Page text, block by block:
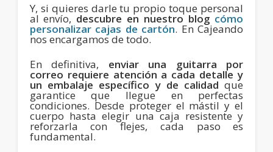
Y, si quieres darle tu propio toque personal
al envío, descubre en nuestro blog cómo
personalizar cajas de cartón. En Cajeando
nos encargamos de todo.
En definitiva, enviar una guitarra por
correo requiere atención a cada detalle y
un embalaje específico y de calidad que
garantice que llegue en perfectas
condiciones. Desde proteger el mástil y el
cuerpo hasta elegir una caja resistente y
reforzarla con flejes, cada paso es
fundamental.